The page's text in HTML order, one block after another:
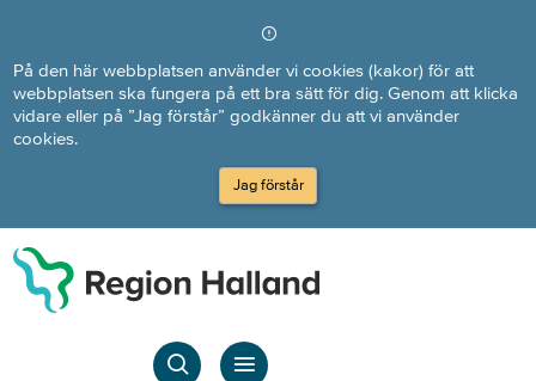
På den här webbplatsen använder vi cookies (kakor) för att
webbplatsen ska fungera på ett bra sätt för dig. Genom att klicka
vidare eller på ”Jag förstår” godkänner du att vi använder
cookies.
Jag förstår